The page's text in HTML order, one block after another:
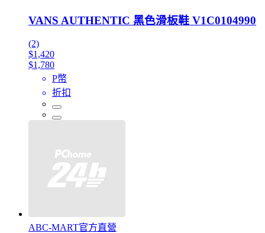
VANS AUTHENTIC 黑色滑板鞋 V1C0104990
(2)
$1,420
$1,780
P幣
折扣
ABC-MART官方直營